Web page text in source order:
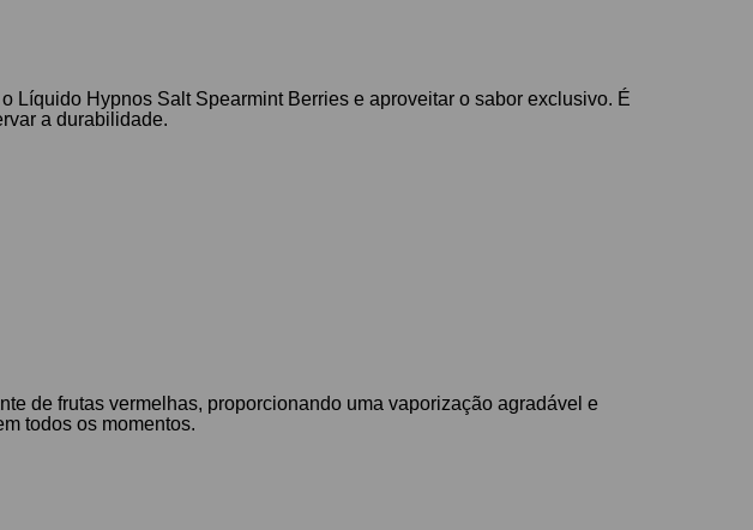
Líquido Hypnos Salt Spearmint Berries e aproveitar o sabor exclusivo. É
a durabilidade.
de frutas vermelhas, proporcionando uma vaporização agradável e
todos os momentos.